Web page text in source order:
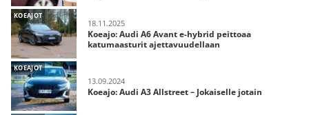
KOEAJOT
18.11.2025
Koeajo: Audi A6 Avant e-hybrid peittoaa
katumaasturit ajettavuudellaan
KOEAJOT
13.09.2024
Koeajo: Audi A3 Allstreet – Jokaiselle jotain